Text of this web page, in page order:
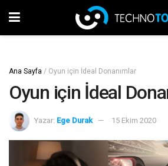
Ana Sayfa / Oyun için İdeal Donanımlar
Oyun için İdeal
Yazar: Ege Durak 15 Ekim 2020